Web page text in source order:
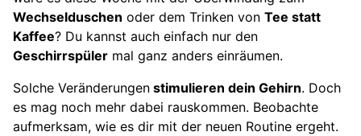
Wechselduschen oder dem Trinken von Tee statt
Kaffee? Du kannst auch einfach nur den
Geschirrspüler mal ganz anders einräumen.
Solche Veränderungen stimulieren dein Gehirn. Doch
es mag noch mehr dabei rauskommen. Beobachte
aufmerksam, wie es dir mit der neuen Routine ergeht.